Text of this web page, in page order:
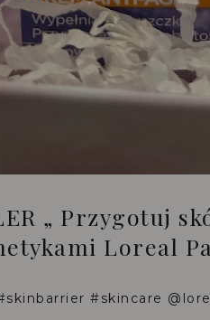
„ Przygotuj
Loreal
#skincare